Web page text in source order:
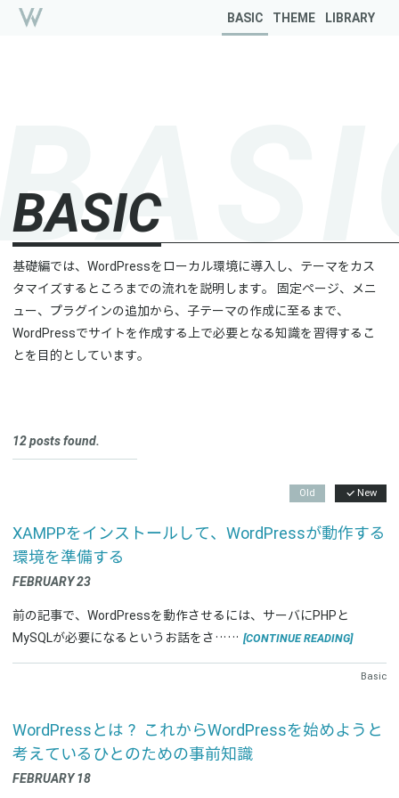
BASIC THEME LIBRARY
BASIC
A
基礎編では、WordPressをローカル環境に導入し、テーマをカス
タマイズするところまでの流れを説明します。 固定ページ、メニ
ュー、プラグインの追加から、子テーマの作成に至るまで、
WordPressでサイトを作成する上で必要となる知識を習得するこ
とを目的としています。
12 posts found.
Old New
XAMPPをインストールして、WordPressが動作する
環境を準備する
FEBRUARY 23
前の記事で、WordPressを動作させるには、サーバにPHPと
MySQLが必要になるというお話をさ…… [CONTINUE READING]
Basic
WordPressとは？ これからWordPressを始めようと
考えているひとのための事前知識
FEBRUARY 18